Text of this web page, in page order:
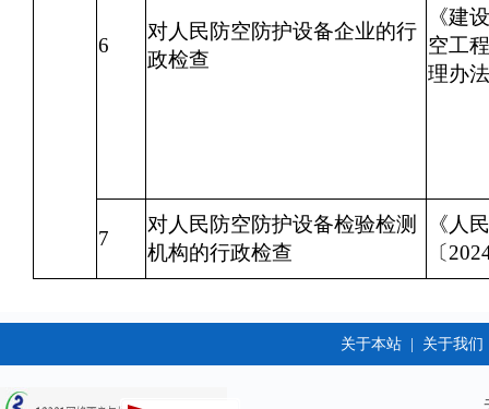
6
对人民防空防护设备企业的行
政检查
《建
空工
理办
7
对人民防空防护设备检验检测
机构的行政检查
《人
〔